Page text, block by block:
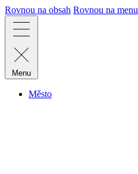
Rovnou na obsah Rovnou na menu
Menu
Město